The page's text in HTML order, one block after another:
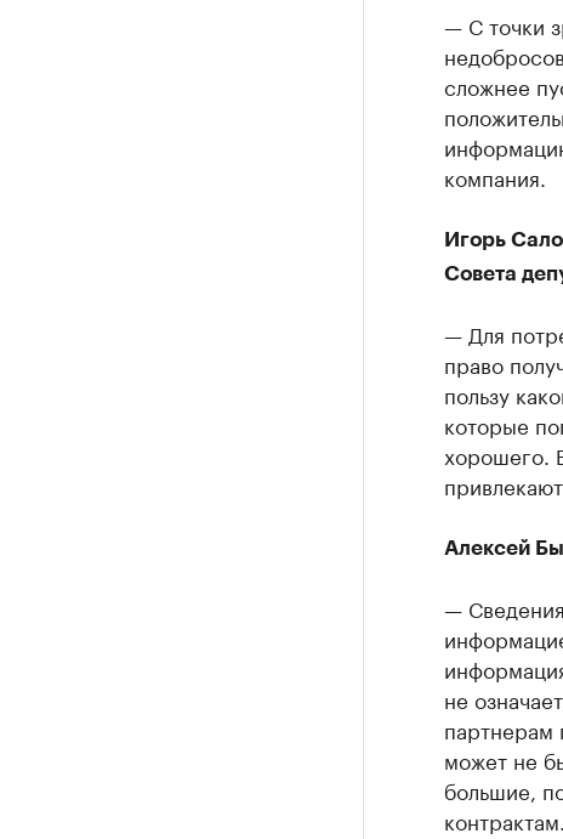
— С точки
сложнее
компания.
Игорь
Совета
— Для
право
пользу
которые
хорошего.
Алексей
—
не
партнерам
может не
большие,
контрактам.